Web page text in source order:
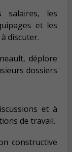
salaires, les
et les
discuter.
déplore
dossiers
et à
de travail.
constructive